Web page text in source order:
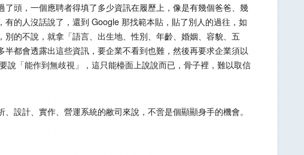
了頭，一個應聘者得填了多少資訊在履歷上，像是有幾個爸爸、幾
的人沒話說了，還到 Google 那找範本貼，貼了別人的過往，如
別的不說，就拿「語言、出生地、性別、年齡、婚姻、容貌、五
半都會透露出這些資訊，要企業不看到也難，然後再要求企業須以
說「能作到無歧視」，這只能檯面上說說而已，骨子裡，難以取信
設計、實作、營運系統的敝司來說，不啻是個顯顯身手的機會。